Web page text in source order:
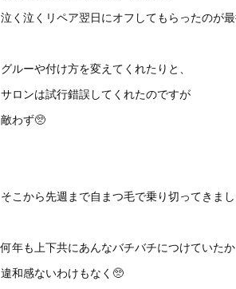
泣く泣くリペア翌日にオフしてもらったのが
グルーや付け方を変えてくれたりと、
サロンは試行錯誤してくれたのですが
敵わず🥺
そこから先週まで自まつ毛で乗り切ってきま
何年も上下共にあんなバチバチにつけていた
違和感ないわけもなく🥺